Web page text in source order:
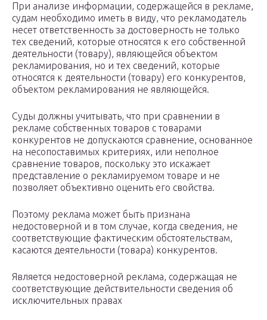
При анализе информации, содержащейся в рекламе,
судам необходимо иметь в виду, что рекламодатель
несет ответственность за достоверность не только
тех сведений, которые относятся к его собственной
деятельности (товару), являющейся объектом
рекламирования, но и тех сведений, которые
относятся к деятельности (товару) его конкурентов,
объектом рекламирования не являющейся.
Суды должны учитывать, что при сравнении в
рекламе собственных товаров с товарами
конкурентов не допускаются сравнение, основанное
на несопоставимых критериях, или неполное
сравнение товаров, поскольку это искажает
представление о рекламируемом товаре и не
позволяет объективно оценить его свойства.
Поэтому реклама может быть признана
недостоверной и в том случае, когда сведения, не
соответствующие фактическим обстоятельствам,
касаются деятельности (товара) конкурентов.
Является недостоверной реклама, содержащая не
соответствующие действительности сведения об
исключительных правах